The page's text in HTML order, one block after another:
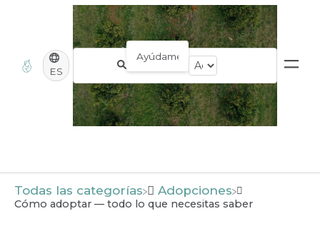
ES
Todas las categorías ​Adopciones
Cómo adoptar — todo lo que necesitas saber